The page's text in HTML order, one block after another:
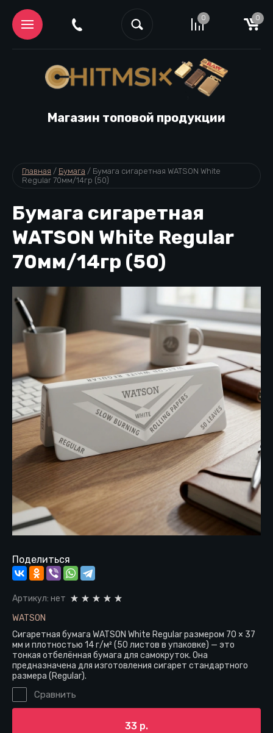
0 0
Магазин топовой продукции
Главная / Бумага / Бумага сигаретная WATSON White
Regular 70мм/14гр (50)
Бумага сигаретная
WATSON White Regular
70мм/14гр (50)
Поделиться
Артикул: нет
WATSON
Сигаретная бумага WATSON White Regular размером 70 × 37
мм и плотностью 14 г/м² (50 листов в упаковке) — это
тонкая отбелённая бумага для самокруток. Она
предназначена для изготовления сигарет стандартного
размера (Regular).
Сравнить
33 р.